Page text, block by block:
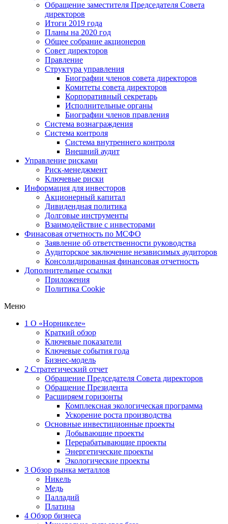
Обращение заместителя Председателя Совета
директоров
Итоги 2019 года
Планы на 2020 год
Общее собрание акционеров
Совет директоров
Правление
Структура управления
Биографии членов совета директоров
Комитеты совета директоров
Корпоративный секретарь
Исполнительные органы
Биографии членов правления
Система вознаграждения
Система контроля
Система внутреннего контроля
Внешний аудит
Управление рисками
Риск-менеджмент
Ключевые риски
Информация для инвесторов
Акционерный капитал
Дивидендная политика
Долговые инструменты
Взаимодействие с инвеcторами
Финасовая отчетность по МСФО
Заявление об ответственности руководства
Аудиторское заключение независимых аудиторов
Консолидированная финансовая отчетность
Дополнительные ссылки
Приложения
Политика Cookie
Меню
1 О «Норникеле»
Краткий обзор
Ключевые показатели
Ключевые события года
Бизнес-модель
2 Стратегический отчет
Обращение Председателя Совета директоров
Обращение Президента
Расширяем горизонты
Комплексная экологическая программа
Ускорение роста производства
Основные инвестиционные проекты
Добывающие проекты
Перерабатывающие проекты
Энергетические проекты
Экологические проекты
3 Обзор рынка металлов
Никель
Медь
Палладий
Платина
4 Обзор бизнеса